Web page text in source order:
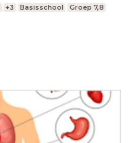
+3 Basisschool Groep 7,8